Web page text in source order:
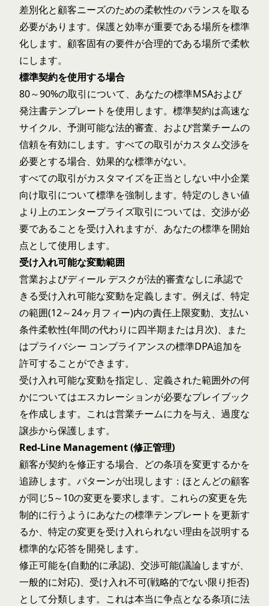
差別化と顧客ニーズのための柔軟性のバランスを取る
必要があります。保護と効率が重要である場所を標準
化します。顧客固有の要件が合理的である場所で柔軟
にします。
標準契約を使用する場合
80～90%の取引について、あなたの標準MSAおよび
発注書テンプレートを使用します。標準契約は高速な
サイクル、予測可能な法的審査、および営業チームの
信頼を有効にします。すべての取引がカスタム交渉を
必要とする場合、効果的な標準がない。
すべての取引がカスタマイズを正当としない中小企業
向け取引について標準を強制します。特定のしきい値
より上のエンタープライズ取引については、交渉が必
要であることを受け入れますが、あなたの標準を開始
点として使用します。
受け入れ可能な変動範囲
営業およびディール デスクが法的審査なしに承認で
きる受け入れ可能な変動を定義します。例えば、特定
の範囲(12～24ヶ月フィー)内の責任上限変動、支払い
条件柔軟性(年間の代わりに四半期または月次)、また
はプライバシー コンプライアンスの標準DPA追加を
許可することができます。
受け入れ可能な変動を指定し、定義された範囲外の何
かについてはエスカレーションが必要なプレイブック
を作成します。これは営業チームに力を与え、過度な
譲歩から保護します。
Red-Line Management (修正管理)
顧客が契約を修正する場合、どの条項を変更するかを
追跡します。パターンが出現します：ほとんどの顧客
が同じ5～10の変更を要求します。これらの変更を先
制的に行うようにあなたの標準テンプレートを更新す
るか、特定の変更を受け入れられない理由を説明する
標準的な応答を開発します。
修正可能を(自動的に承認)、交渉可能(議論しますが、
一般的に対応)、受け入れ不可(戦略的でない限り拒否)
として分類します。これは本当に争点となる条項に法